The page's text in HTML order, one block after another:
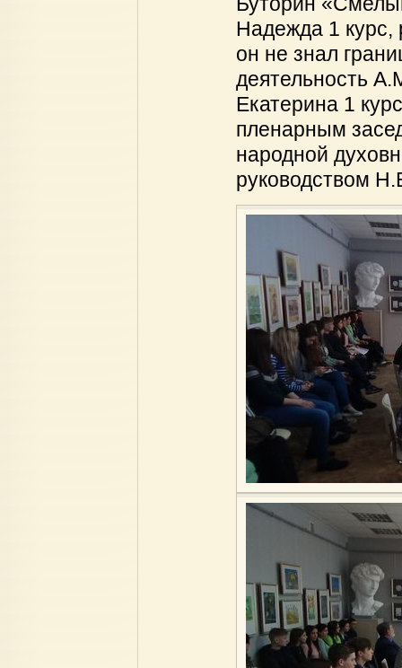
Надежда 1
он не знал
деятельность
Екатерина 1
пленарным
народной
руководством